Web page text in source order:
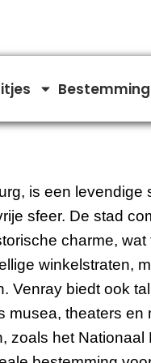
is een levendige
sfeer. De stad
charme, wat
winkelstraten,
Venray biedt ook
musea, theaters en
zoals het Nationaal